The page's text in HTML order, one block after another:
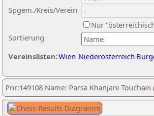
Sortierung
Spgem./Kreis/Verein
Nur
Vereinslisten:Wien Niederösterreich
Pnr:149108 Name: Parsa Khanjani Touchaei